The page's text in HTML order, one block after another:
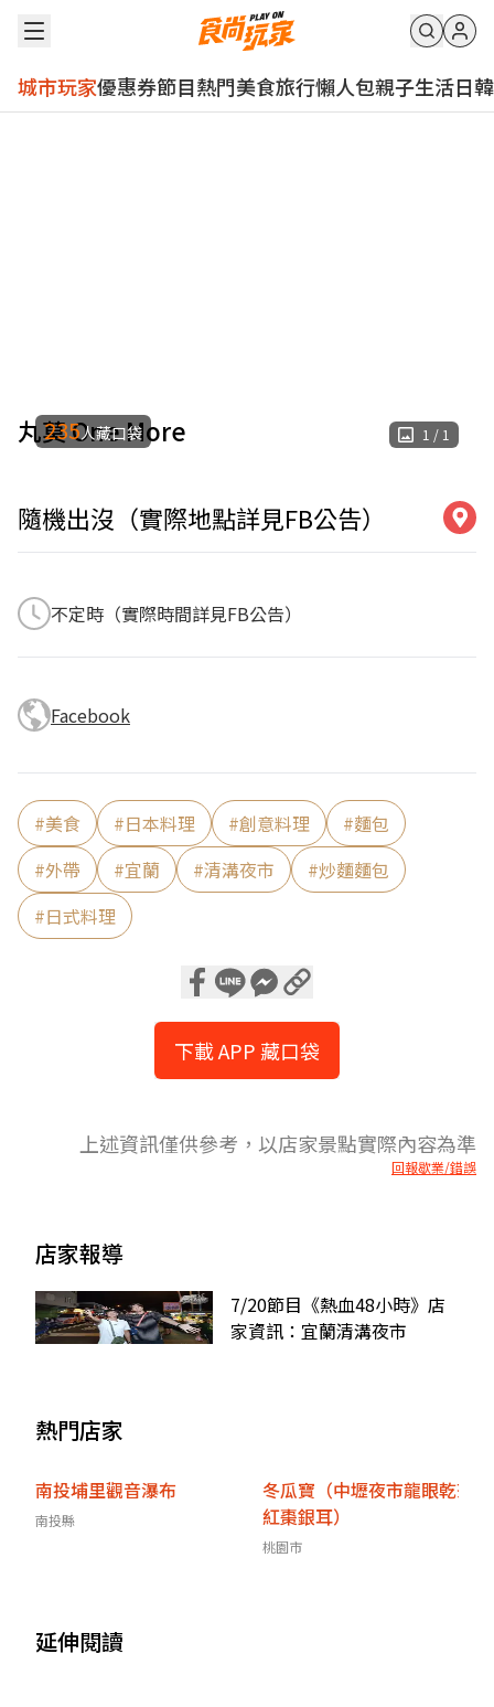
城市玩家優惠券節目熱門美食旅行懶人包親子生活日韓
丸莫 One More 1 / 1
235人藏口袋
隨機出沒（實際地點詳見FB公告）
不定時（實際時間詳見FB公告）
Facebook
#美食 #日本料理 #創意料理 #麵包
#外帶 #宜蘭 #清溝夜市 #炒麵麵包
#日式料理
下載 APP 藏口袋
上述資訊僅供參考，以店家景點實際內容為準
回報歇業/錯誤
店家報導
7/20節目《熱血48小時》店
家資訊：宜蘭清溝夜市
熱門店家
南投埔里觀音瀑布
南投縣
冬瓜寶（中壢夜市龍眼乾茶
紅棗銀耳）
桃園市
延伸閱讀